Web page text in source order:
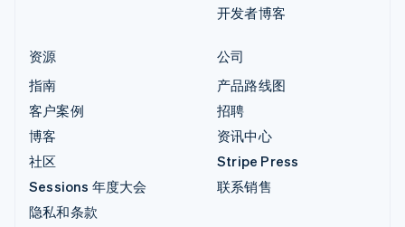
开发者博客
资源
指南
客户案例
博客
社区
Sessions 年度大会
隐私和条款
公司
产品路线图
招聘
资讯中心
Stripe Press
联系销售